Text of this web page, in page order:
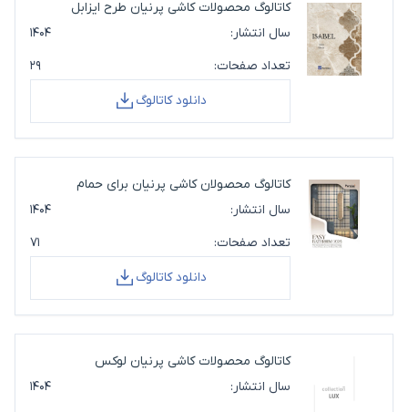
کاتالوگ محصولات کاشی پرنیان طرح ایزابل
سال انتشار:
۱۴۰۴
تعداد صفحات:
۲۹
دانلود کاتالوگ
کاتالوگ محصولان کاشی پرنیان برای حمام
سال انتشار:
۱۴۰۴
تعداد صفحات:
۷۱
دانلود کاتالوگ
کاتالوگ محصولات کاشی پرنیان لوکس
سال انتشار:
۱۴۰۴